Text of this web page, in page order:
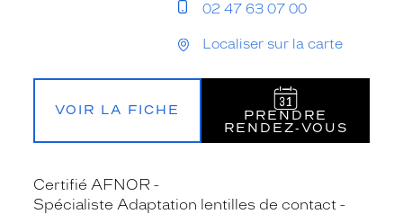
02 47 63 07 00
Localiser sur la carte
VOIR LA FICHE
PRENDRE
RENDEZ‑VOUS
Certifié AFNOR
Spécialiste Adaptation lentilles de contact